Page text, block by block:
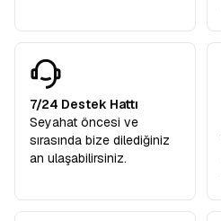
7/24 Destek Hattı
Seyahat öncesi ve
sırasında bize dilediğiniz
an ulaşabilirsiniz.